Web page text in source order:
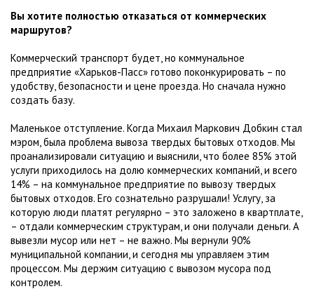
Вы хотите полностью отказаться от коммерческих
маршрутов?
Коммерческий транспорт будет, но коммунальное
предприятие «Харьков-Пасс» готово поконкурировать – по
удобству, безопасности и цене проезда. Но сначала нужно
создать базу.
Маленькое отступление. Когда Михаил Маркович Добкин стал
мэром, была проблема вывоза твердых бытовых отходов. Мы
проанализировали ситуацию и выяснили, что более 85% этой
услуги приходилось на долю коммерческих компаний, и всего
14% – на коммунальное предприятие по вывозу твердых
бытовых отходов. Его сознательно разрушали! Услугу, за
которую люди платят регулярно – это заложено в квартплате,
– отдали коммерческим структурам, и они получали деньги. А
вывезли мусор или нет – не важно. Мы вернули 90%
муниципальной компании, и сегодня мы управляем этим
процессом. Мы держим ситуацию с вывозом мусора под
контролем.